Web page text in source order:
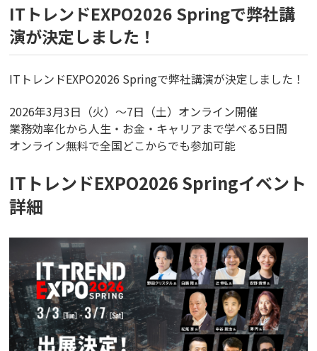
ITトレンドEXPO2026 Springで弊社講
演が決定しました！
ITトレンドEXPO2026 Springで弊社講演が決定しました！
2026年3月3日（火）〜7日（土）オンライン開催
業務効率化から人生・お金・キャリアまで学べる5日間
オンライン無料で全国どこからでも参加可能
ITトレンドEXPO2026 Springイベント
詳細